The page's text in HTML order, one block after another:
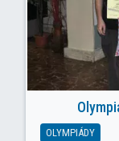
OLYMPIÁDY